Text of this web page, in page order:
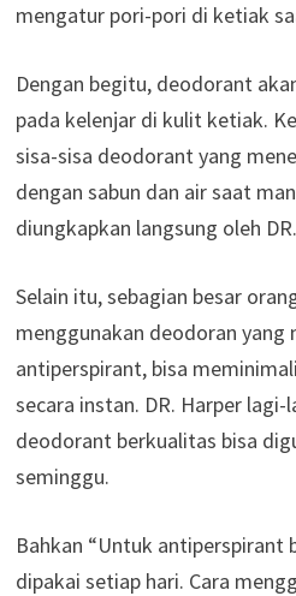
mengatur pori-pori di ketiak
Dengan begitu, deodorant
pada kelenjar di kulit ketiak.
sisa-sisa deodorant yang
dengan sabun dan air saat
diungkapkan langsung oleh
Selain itu, sebagian besar
menggunakan deodoran yang
antiperspirant, bisa
secara instan. DR. Harper
deodorant berkualitas bisa
seminggu.
Bahkan “Untuk antiperspirant
dipakai setiap hari. Cara